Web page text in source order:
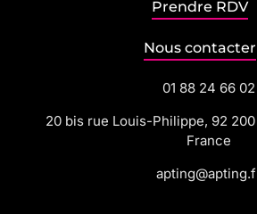
Prendre RDV
Nous contacter
01 88 24 66 02
20 bis rue Louis-Philippe, 92
France